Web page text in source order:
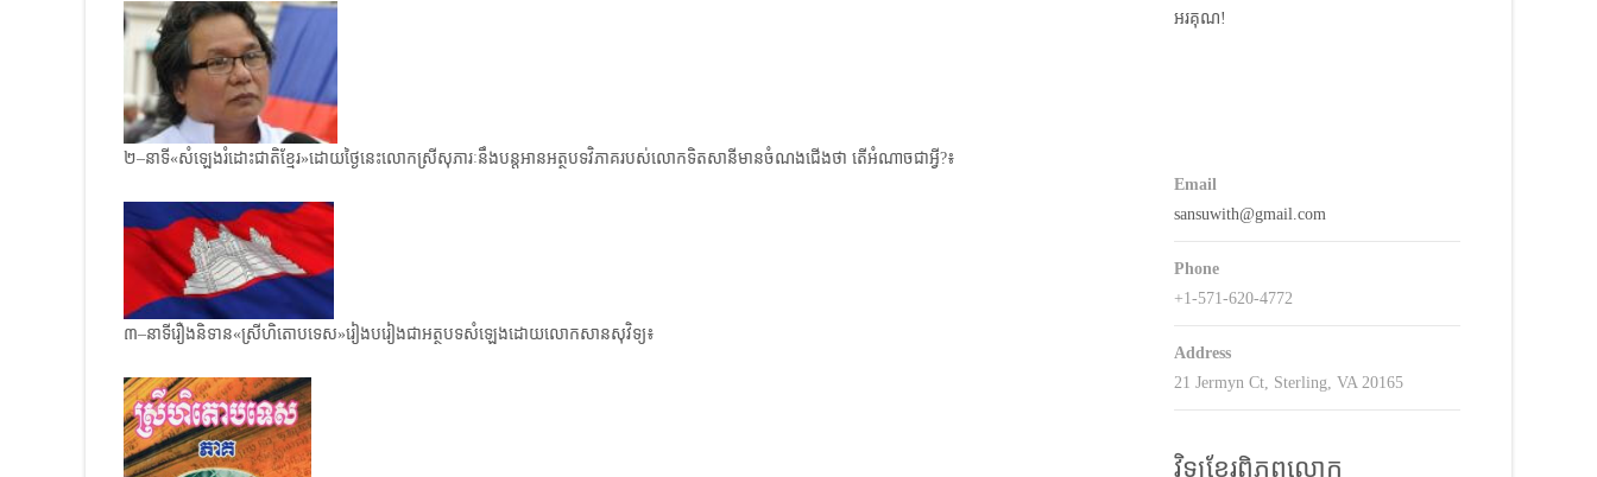
២–នាទី«សំឡេងរំដោះជាតិខ្មែរ»ដោយថ្ងៃនេះលោកស្រីសុភារៈនឹងបន្តអានអត្ថបទវិភាគរបស់លោក​ទិតសានីមានចំណងជើងថា តើអំណាចជាអ្វី?៖
៣–នាទីរឿងនិទាន«ស្រីហិតោបទេស»រៀង​បរៀងជា​អត្ថបទ​សំឡេង​ដោយលោកសានសុវិទ្យ៖
អរគុណ!
Email
sansuwith@gmail.com
Phone
+1-571-620-4772
Address
21 Jermyn Ct, Sterling, VA 20165
វិទ្យុខ្មែរពិភពលោក